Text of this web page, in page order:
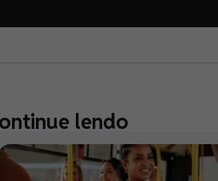
lendo